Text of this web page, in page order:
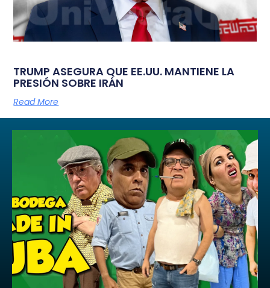
TRUMP ASEGURA QUE EE.UU. MANTIENE LA
PRESIÓN SOBRE IRÁN
Read More